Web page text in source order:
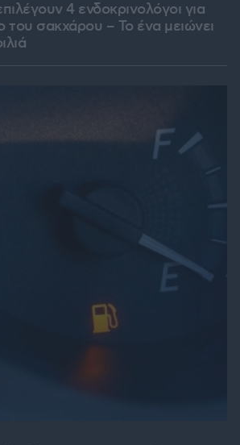
4 ενδοκρινολόγοι για
του σακχάρου – Το ένα μειώνει